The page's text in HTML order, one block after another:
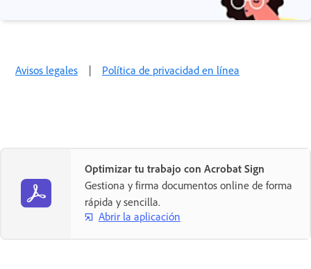
Avisos legales | Política de privacidad en línea
Optimizar tu trabajo con Acrobat Sign
Gestiona y firma documentos online de forma
rápida y sencilla.
Abrir la aplicación